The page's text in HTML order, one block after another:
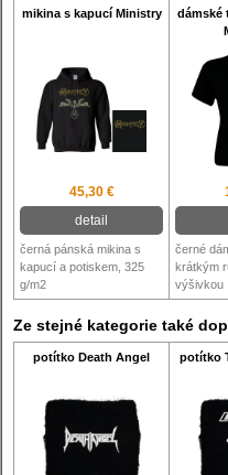
mikina s kapucí Ministry
dámské
45,30 €
detail
černá pánská mikina s
kapucí a potiskem, 325
g/m2
černé
krátkým
výšivkou
Ze stejné kategorie také
potítko Death Angel
potítko